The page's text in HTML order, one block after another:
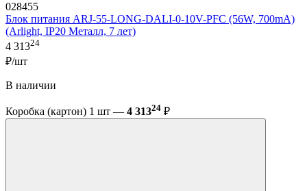
028455
Блок питания ARJ-55-LONG-DALI-0-10V-PFC (56W, 700mA)
(Arlight, IP20 Металл, 7 лет)
4 31324
₽/шт
В наличии
Коробка (картон) 1 шт — 4 31324 ₽